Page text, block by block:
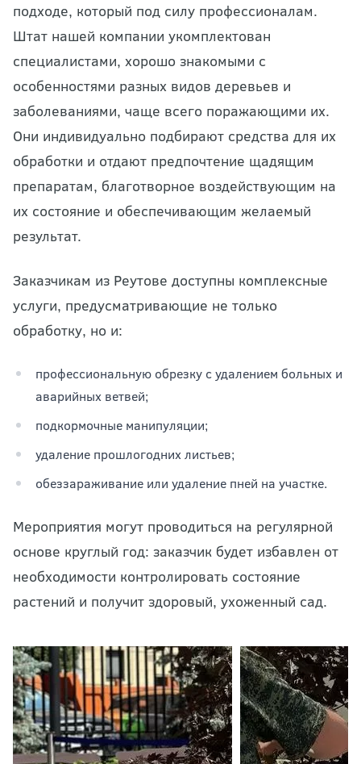
подходе, который под силу профессионалам.
Штат нашей компании укомплектован
специалистами, хорошо знакомыми с
особенностями разных видов деревьев и
заболеваниями, чаще всего поражающими их.
Они индивидуально подбирают средства для их
обработки и отдают предпочтение щадящим
препаратам, благотворное воздействующим на
их состояние и обеспечивающим желаемый
результат.
Заказчикам из Реутове доступны комплексные
услуги, предусматривающие не только
обработку, но и:
профессиональную обрезку с удалением больных и
аварийных ветвей;
подкормочные манипуляции;
удаление прошлогодних листьев;
обеззараживание или удаление пней на участке.
Мероприятия могут проводиться на регулярной
основе круглый год: заказчик будет избавлен от
необходимости контролировать состояние
растений и получит здоровый, ухоженный сад.